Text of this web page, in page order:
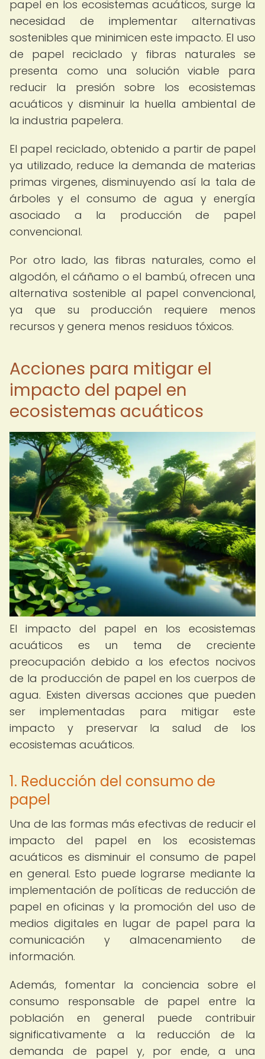
papel en los ecosistemas acuáticos, surge la
necesidad de implementar alternativas
sostenibles que minimicen este impacto. El uso
de papel reciclado y fibras naturales se
presenta como una solución viable para
reducir la presión sobre los ecosistemas
acuáticos y disminuir la huella ambiental de
la industria papelera.
El papel reciclado, obtenido a partir de papel
ya utilizado, reduce la demanda de materias
primas virgenes, disminuyendo así la tala de
árboles y el consumo de agua y energía
asociado a la producción de papel
convencional.
Por otro lado, las fibras naturales, como el
algodón, el cáñamo o el bambú, ofrecen una
alternativa sostenible al papel convencional,
ya que su producción requiere menos
recursos y genera menos residuos tóxicos.
Acciones para mitigar el
impacto del papel en
ecosistemas acuáticos
El impacto del papel en los ecosistemas
acuáticos es un tema de creciente
preocupación debido a los efectos nocivos
de la producción de papel en los cuerpos de
agua. Existen diversas acciones que pueden
ser implementadas para mitigar este
impacto y preservar la salud de los
ecosistemas acuáticos.
1. Reducción del consumo de
papel
Una de las formas más efectivas de reducir el
impacto del papel en los ecosistemas
acuáticos es disminuir el consumo de papel
en general. Esto puede lograrse mediante la
implementación de políticas de reducción de
papel en oficinas y la promoción del uso de
medios digitales en lugar de papel para la
comunicación y almacenamiento de
información.
Además, fomentar la conciencia sobre el
consumo responsable de papel entre la
población en general puede contribuir
significativamente a la reducción de la
demanda de papel y, por ende, a una